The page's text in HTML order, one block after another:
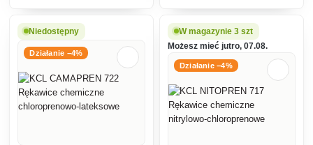
cząstkami stałymi i
chemikaliami. kategoria III -
typ 5 i 6.
chropowate na dłoni przed
ślizganiem się przedmiotów.
Niedostępny
Działanie −4%
W magazynie 3 szt
Możesz mieć jutro, 07.08.
Działanie −4%